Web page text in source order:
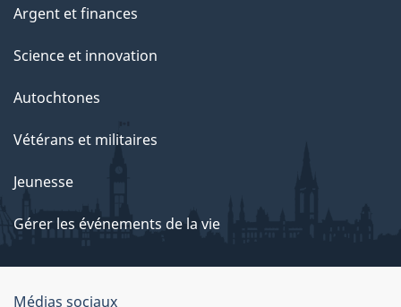
Argent et finances
Science et innovation
Autochtones
Vétérans et militaires
Jeunesse
Gérer les événements de la vie
Médias sociaux